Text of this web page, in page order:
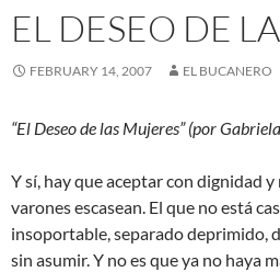
EL DESEO DE
FEBRUARY 14, 2007 EL BUCANERO
“El Deseo de las Mujeres” (por
Y sí, hay que aceptar con dignidad
varones escasean. El que no está
insoportable, separado deprimido,
sin asumir. Y no es que ya no haya